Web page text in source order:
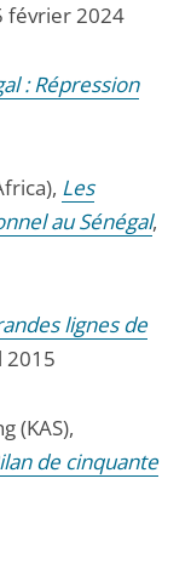
février 2024
: Répression
Les
au Sénégal,
lignes de
2015
(KAS),
de cinquante